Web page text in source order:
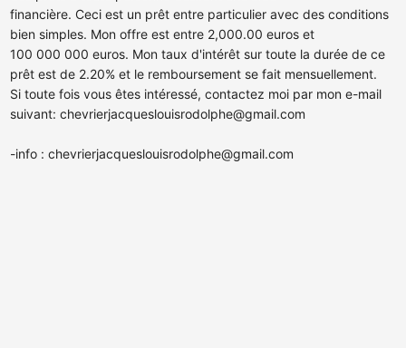
financière. Ceci est un prêt entre particulier avec des conditions
bien simples. Mon offre est entre 2,000.00 euros et
100 000 000 euros. Mon taux d'intérêt sur toute la durée de ce
prêt est de 2.20% et le remboursement se fait mensuellement.
Si toute fois vous êtes intéressé, contactez moi par mon e-mail
suivant: chevrierjacqueslouisrodolphe@gmail.com
-info : chevrierjacqueslouisrodolphe@gmail.com